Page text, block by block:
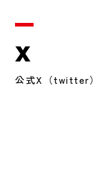
X
公式X（twitter）